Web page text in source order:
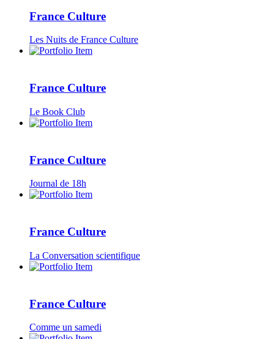
France Culture
Les Nuits de France Culture
France Culture
Le Book Club
France Culture
Journal de 18h
France Culture
La Conversation scientifique
France Culture
Comme un samedi